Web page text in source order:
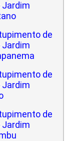
Jardim
de
Jardim
de
Jardim
de
Jardim